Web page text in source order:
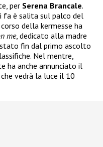
per Serena Brancale.
fa è salita sul palco del
della kermesse ha
me, dedicato alla madre
fin dal primo ascolto
Nel mentre,
ha anche annunciato il
che vedrà la luce il 10